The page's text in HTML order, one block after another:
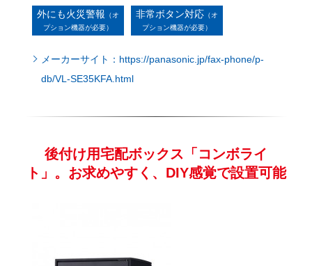
プション機器が必要）
プション機器が必要）
メーカーサイト：https://panasonic.jp/fax-phone/p-
db/VL-SE35KFA.html
ト」。お求めやすく、DIY感覚で設置可能